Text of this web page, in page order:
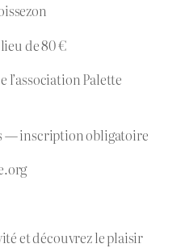
de 80 €
l’association Palette
— inscription obligatoire
et découvrez le plaisir